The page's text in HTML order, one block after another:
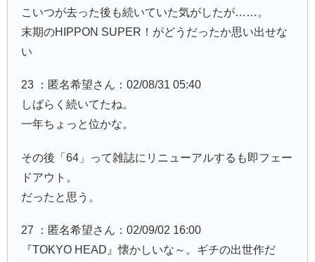
こいつが去った後も続いていた気がしたが……。
末期のHIPPON SUPER！がどうだったか思い出せな
い
23 ：匿名希望さん：02/08/31 05:40
しばらく続いてたね。
一年ちょっと位かな。
その後「64」って雑誌にリニューアルするも即フェー
ドアウト。
だったと思う。
27 ：匿名希望さん：02/09/02 16:00
『TOKYO HEAD』懐かしいな～。ギチの出世作だ